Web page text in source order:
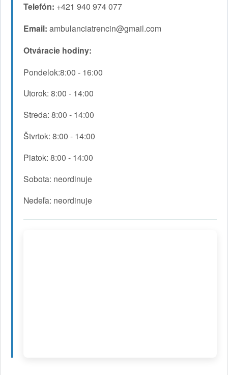
Telefón: +421 940 974 077
Email: ambulanciatrencin@gmail.com
Otváracie hodiny:
Pondelok:8:00 - 16:00
Utorok: 8:00 - 14:00
Streda: 8:00 - 14:00
Štvrtok: 8:00 - 14:00
Piatok: 8:00 - 14:00
Sobota: neordinuje
Nedeľa: neordinuje